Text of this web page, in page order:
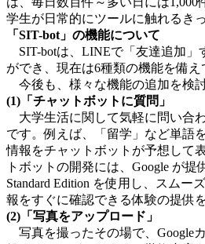
学生が日常的にツールに触れるき
「SIT-bot」の機能について
SIT-botは、LINEで「友達追加」
ができ、現在は6種類の機能を備え
今後も、様々な機能の追加を検討
(1)「チャットボットに質問」
大学生活に関して気軽に問い合
です。例えば、「留学」など単語
情報をチャットボットが予想して
トボットの開発には、Google が提
Standard Edition を使用し、スムー
報をすぐに確認できる体験の提供
(2)「写真をアップロード」
写真を撮ったその場で、Google